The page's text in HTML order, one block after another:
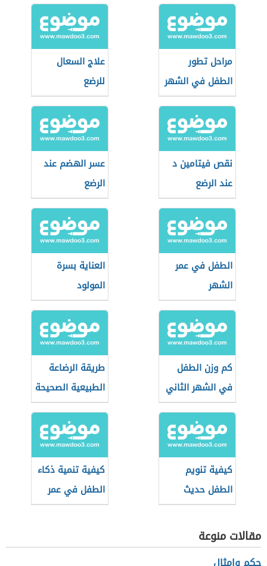
مراحل تطور
الطفل في الشهر
الثالث
علاج السعال
للرضع
نقص فيتامين د
عند الرضع
عسر الهضم عند
الرضع
الطفل في عمر
الشهر
العناية بسرة
المولود
كم وزن الطفل
في الشهر الثاني
طريقة الرضاعة
الطبيعية الصحيحة
كيفية تنويم
الطفل حديث
الولادة
كيفية تنمية ذكاء
الطفل في عمر
السنة
مقالات منوعة